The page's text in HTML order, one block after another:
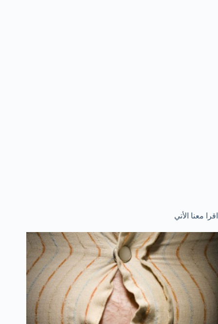
اقرا معنا الأتي